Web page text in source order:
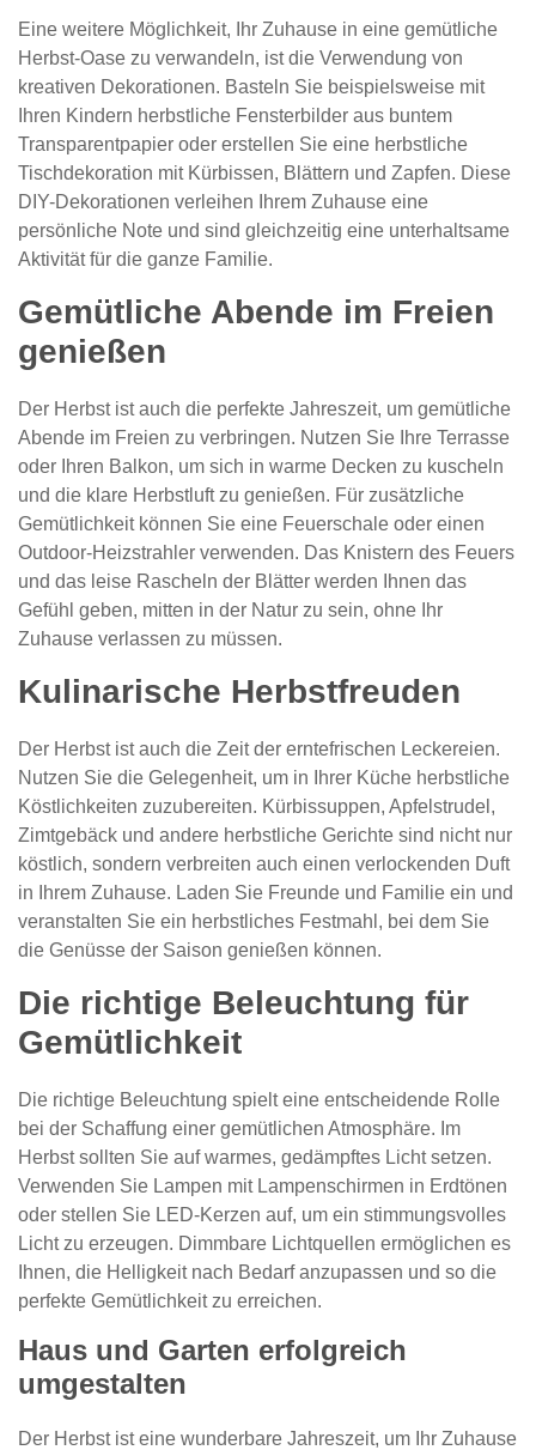
Eine weitere Möglichkeit, Ihr Zuhause in eine gemütliche
Herbst-Oase zu verwandeln, ist die Verwendung von
kreativen Dekorationen. Basteln Sie beispielsweise mit
Ihren Kindern herbstliche Fensterbilder aus buntem
Transparentpapier oder erstellen Sie eine herbstliche
Tischdekoration mit Kürbissen, Blättern und Zapfen. Diese
DIY-Dekorationen verleihen Ihrem Zuhause eine
persönliche Note und sind gleichzeitig eine unterhaltsame
Aktivität für die ganze Familie.
Gemütliche Abende im Freien
genießen
Der Herbst ist auch die perfekte Jahreszeit, um gemütliche
Abende im Freien zu verbringen. Nutzen Sie Ihre Terrasse
oder Ihren Balkon, um sich in warme Decken zu kuscheln
und die klare Herbstluft zu genießen. Für zusätzliche
Gemütlichkeit können Sie eine Feuerschale oder einen
Outdoor-Heizstrahler verwenden. Das Knistern des Feuers
und das leise Rascheln der Blätter werden Ihnen das
Gefühl geben, mitten in der Natur zu sein, ohne Ihr
Zuhause verlassen zu müssen.
Kulinarische Herbstfreuden
Der Herbst ist auch die Zeit der erntefrischen Leckereien.
Nutzen Sie die Gelegenheit, um in Ihrer Küche herbstliche
Köstlichkeiten zuzubereiten. Kürbissuppen, Apfelstrudel,
Zimtgebäck und andere herbstliche Gerichte sind nicht nur
köstlich, sondern verbreiten auch einen verlockenden Duft
in Ihrem Zuhause. Laden Sie Freunde und Familie ein und
veranstalten Sie ein herbstliches Festmahl, bei dem Sie
die Genüsse der Saison genießen können.
Die richtige Beleuchtung für
Gemütlichkeit
Die richtige Beleuchtung spielt eine entscheidende Rolle
bei der Schaffung einer gemütlichen Atmosphäre. Im
Herbst sollten Sie auf warmes, gedämpftes Licht setzen.
Verwenden Sie Lampen mit Lampenschirmen in Erdtönen
oder stellen Sie LED-Kerzen auf, um ein stimmungsvolles
Licht zu erzeugen. Dimmbare Lichtquellen ermöglichen es
Ihnen, die Helligkeit nach Bedarf anzupassen und so die
perfekte Gemütlichkeit zu erreichen.
Haus und Garten erfolgreich
umgestalten
Der Herbst ist eine wunderbare Jahreszeit, um Ihr Zuhause